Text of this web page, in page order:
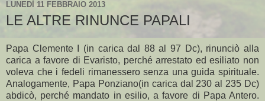
LUNEDÌ 11 FEBBRAIO 2013
LE ALTRE RINUNCE PAPALI
Papa Clemente I (in carica dal 88 al 97 Dc), rinunciò alla
carica a favore di Evaristo, perché arrestato ed esiliato non
voleva che i fedeli rimanessero senza una guida spirituale.
Analogamente, Papa Ponziano(in carica dal 230 al 235 Dc)
abdicò, perché mandato in esilio, a favore di Papa Antero.